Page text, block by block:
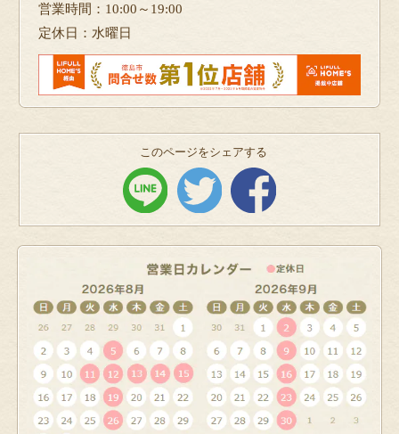
営業時間：10:00～19:00
定休日：水曜日
このページをシェアする